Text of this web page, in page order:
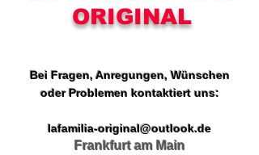
ORIGINAL
Bei Fragen, Anregungen, Wünschen
oder Problemen kontaktiert uns:
lafamilia-original@outlook.de
Frankfurt am Main